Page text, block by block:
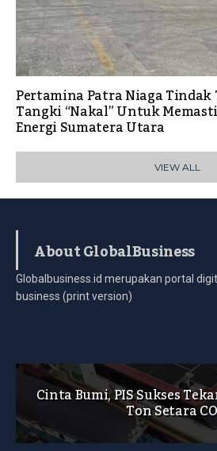
Pertamina Patra Niaga Tindak
Tangki “Nakal” Untuk
Energi Sumatera Utara
VIEW ALL
About GlobalBusiness
Globalbusiness.id merupakan portal
business (print version)
Cinta Bumi, PIS Sukses
Ton Setara